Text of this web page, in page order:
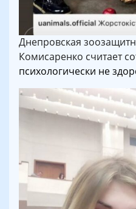
Днепровская
Комисаренко считает
психологически не